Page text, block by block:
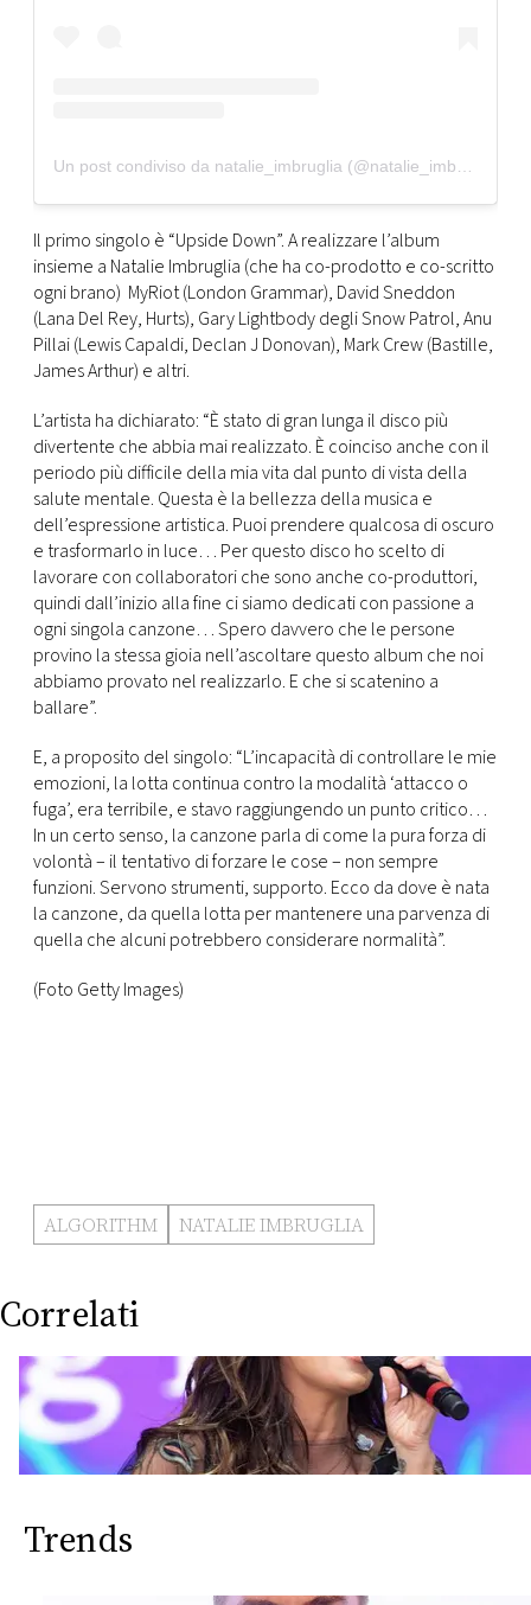
Il primo singolo è “Upside Down”. A realizzare l’album
insieme a Natalie Imbruglia (che ha co-prodotto e co-scritto
ogni brano) MyRiot (London Grammar), David Sneddon
(Lana Del Rey, Hurts), Gary Lightbody degli Snow Patrol, Anu
Pillai (Lewis Capaldi, Declan J Donovan), Mark Crew (Bastille,
James Arthur) e altri.
L’artista ha dichiarato: “È stato di gran lunga il disco più
divertente che abbia mai realizzato. È coinciso anche con il
periodo più difficile della mia vita dal punto di vista della
salute mentale. Questa è la bellezza della musica e
dell’espressione artistica. Puoi prendere qualcosa di oscuro
e trasformarlo in luce… Per questo disco ho scelto di
lavorare con collaboratori che sono anche co-produttori,
quindi dall’inizio alla fine ci siamo dedicati con passione a
ogni singola canzone… Spero davvero che le persone
provino la stessa gioia nell’ascoltare questo album che noi
abbiamo provato nel realizzarlo. E che si scatenino a
ballare”.
E, a proposito del singolo: “L’incapacità di controllare le mie
emozioni, la lotta continua contro la modalità ‘attacco o
fuga’, era terribile, e stavo raggiungendo un punto critico…
In un certo senso, la canzone parla di come la pura forza di
volontà – il tentativo di forzare le cose – non sempre
funzioni. Servono strumenti, supporto. Ecco da dove è nata
la canzone, da quella lotta per mantenere una parvenza di
quella che alcuni potrebbero considerare normalità”.
(Foto Getty Images)
ALGORITHM NATALIE IMBRUGLIA
Correlati
Trends